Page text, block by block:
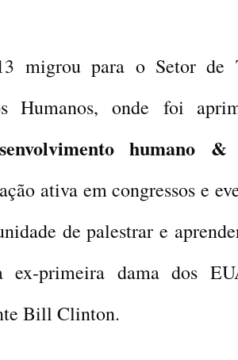
migrou para o Setor de
Humanos, onde foi
humano &
ativa em congressos e
de palestrar e
ex-primeira dama dos
Bill Clinton.